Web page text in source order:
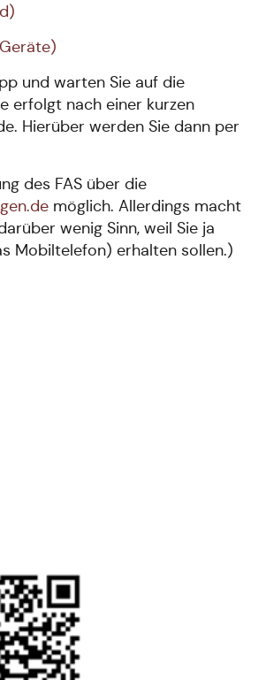
und warten Sie auf die
erfolgt nach einer kurzen
Hierüber werden Sie dann per
des FAS über die
möglich. Allerdings macht
wenig Sinn, weil Sie ja
Mobiltelefon) erhalten sollen.)